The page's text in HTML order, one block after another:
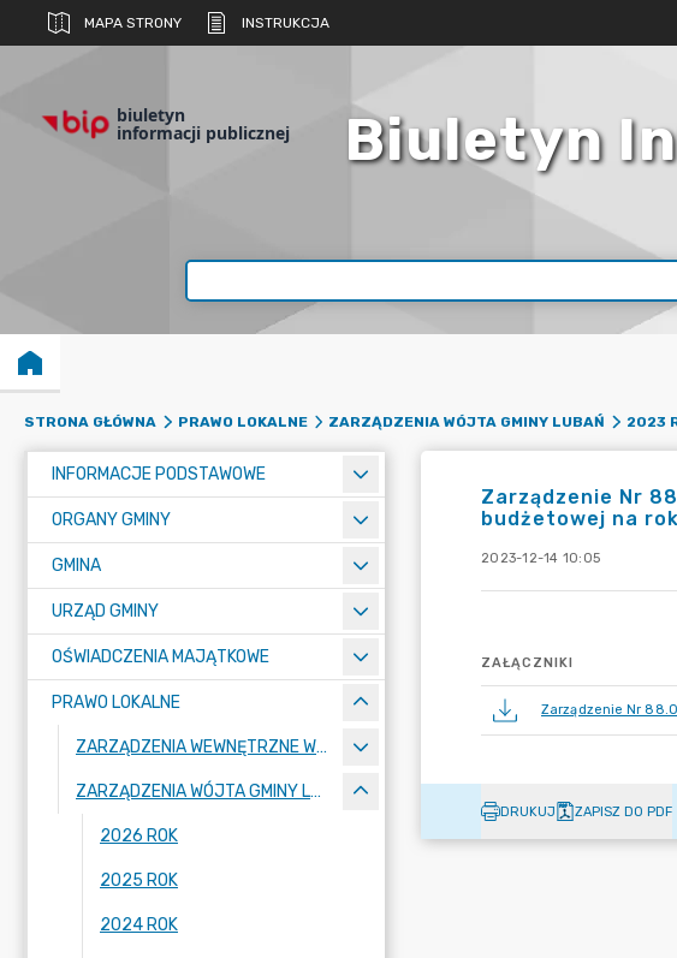
MAPA STRONY INSTRUKCJA
biuletyn
informacji publicznej Biuletyn
STRONA GŁÓWNA PRAWO LOKALNE ZARZĄDZENIA WÓJTA GMINY LUBAŃ 2023
INFORMACJE PODSTAWOWE
ORGANY GMINY
GMINA
URZĄD GMINY
OŚWIADCZENIA MAJĄTKOWE
PRAWO LOKALNE
ZARZĄDZENIA WEWNĘTRZNE WÓJTA GMINY LUBAŃ
ZARZĄDZENIA WÓJTA GMINY LUBAŃ
2026 ROK
2025 ROK
2024 ROK
Zarządzenie Nr
budżetowej na
2023-12-14 10:05
ZAŁĄCZNIKI
Zarządzenie Nr
DRUKUJ ZAPISZ DO PDF